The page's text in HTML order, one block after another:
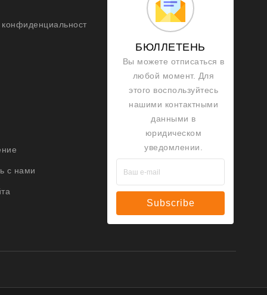
с нами
БЮЛЛЕТЕНЬ
Вы можете отписаться в
любой момент. Для
этого воспользуйтесь
нашими контактными
данными в
юридическом
уведомлении.
Subscribe